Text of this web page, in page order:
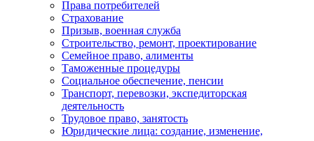
Права потребителей
Страхование
Призыв, военная служба
Строительство, ремонт, проектирование
Семейное право, алименты
Таможенные процедуры
Социальное обеспечение, пенсии
Транспорт, перевозки, экспедиторская
деятельность
Трудовое право, занятость
Юридические лица: создание, изменение,